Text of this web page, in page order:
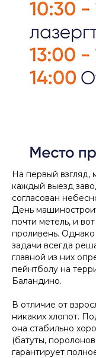
На первый взгляд,
каждый выезд
согласован
День
почти метель, и
проливень.
задачи всегда
главной из них
пейнтболу на
Баландино.
В отличие от
никаких хлопот.
она стабильно
(батуты,
гарантирует